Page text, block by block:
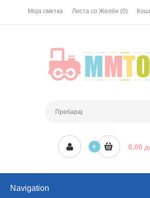
Моја сметка Листа со Желби (0)
0 0,00
Navigation